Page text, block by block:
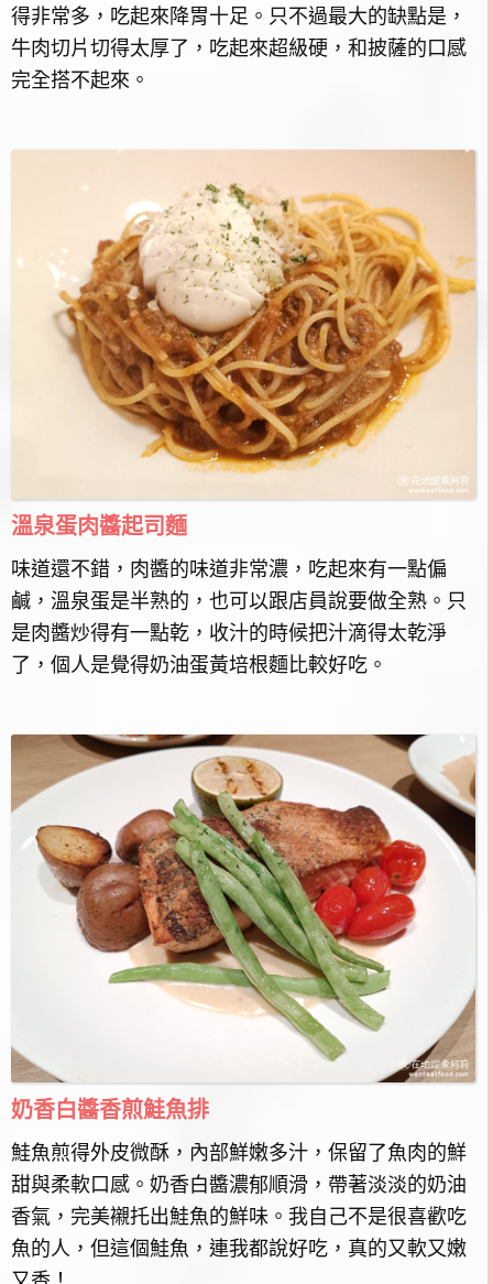
得非常多，吃起來降胃十足。只不過最大的缺點是，
牛肉切片切得太厚了，吃起來超級硬，和披薩的口感
完全搭不起來。
溫泉蛋肉醬起司麵
味道還不錯，肉醬的味道非常濃，吃起來有一點偏
鹹，溫泉蛋是半熟的，也可以跟店員說要做全熟。只
是肉醬炒得有一點乾，收汁的時候把汁滴得太乾淨
了，個人是覺得奶油蛋黃培根麵比較好吃。
奶香白醬香煎鮭魚排
鮭魚煎得外皮微酥，內部鮮嫩多汁，保留了魚肉的鮮
甜與柔軟口感。奶香白醬濃郁順滑，帶著淡淡的奶油
香氣，完美襯托出鮭魚的鮮味。我自己不是很喜歡吃
魚的人，但這個鮭魚，連我都說好吃，真的又軟又嫩